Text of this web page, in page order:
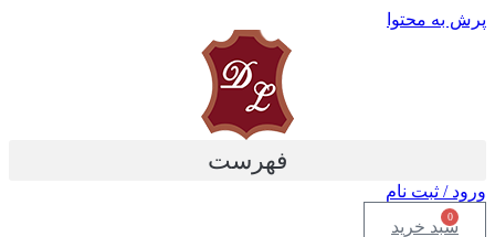
پرش به محتوا
فهرست
ورود / ثبت نام
0
سبد خرید